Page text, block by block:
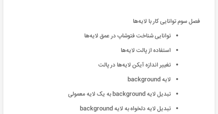
فصل سوم توانایی کار با لایه‌ها
توانایی شناخت فتوشاپ در عمق لایه‌ها
استفاده از پالت لایه‌ها
تغییر اندازه آیکن لایه‌ها در پالت
لایه background
تبدیل لایه background به یک لایه معمولی
تبدیل لایه دلخواه به لایه background